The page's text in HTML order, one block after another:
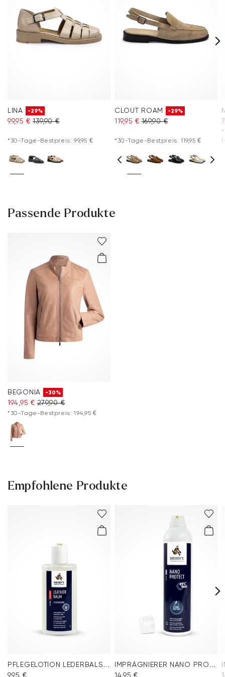
LINA -29%
99,95 € 139,90 €
*30-Tage-Bestpreis: 99,95 €
CLOUT ROAM -29%
119,95 € 169,90 €
*30-Tage-Bestpreis: 119,95 €
Passende Produkte
BEGONIA -30%
194,95 € 279,90 €
*30-Tage-Bestpreis: 194,95 €
Empfohlene Produkte
PFLEGELOTION LEDERBALSAM
9,95 €
IMPRÄGNIERER NANO PROTECT SPRAY
14,95 €